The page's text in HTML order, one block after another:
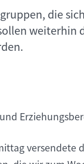
die
weiterhin
versendete